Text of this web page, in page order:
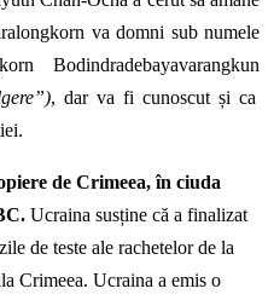
va domni sub numele
Bodindradebayavarangkun
”), dar va fi cunoscut și ca
de Crimeea,în ciuda
Ucraina susține că a finalizat
de teste ale rachetelor de la
Crimeea. Ucraina a emis o